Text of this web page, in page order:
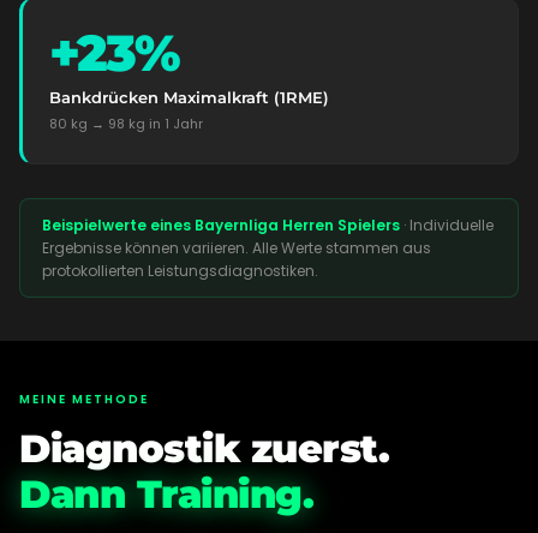
+23%
Bankdrücken Maximalkraft (1RME)
80 kg → 98 kg in 1 Jahr
Beispielwerte eines Bayernliga Herren Spielers · Individuelle
Ergebnisse können variieren. Alle Werte stammen aus
protokollierten Leistungsdiagnostiken.
MEINE METHODE
Diagnostik zuerst.
Dann Training.